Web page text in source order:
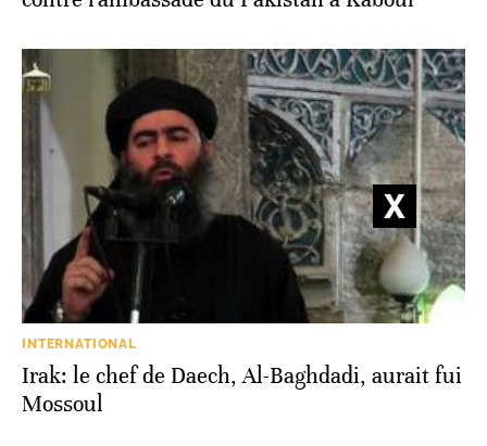
INTERNATIONAL
Irak: le chef de Daech, Al-Baghdadi, aurait fui
Mossoul